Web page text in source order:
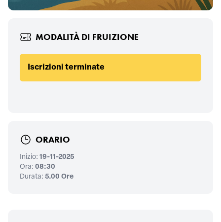
MODALITÀ DI FRUIZIONE
Iscrizioni terminate
ORARIO
Inizio: 19-11-2025
Ora: 08:30
Durata: 5.00 Ore